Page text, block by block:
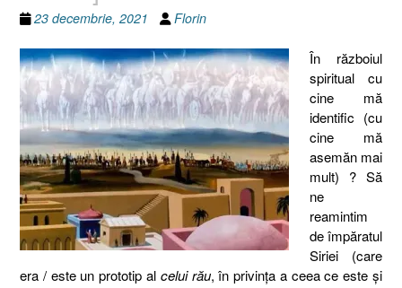
23 decembrie, 2021 Florin
În războiul
spiritual cu
cine mă
identific (cu
cine mă
asemăn mai
mult) ? Să
ne
reamintim
de împăratul
Siriei (care
era / este un prototip al celui rău, în privinţa a ceea ce este şi